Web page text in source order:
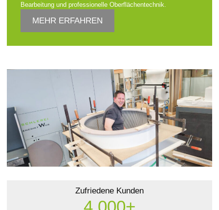
Bearbeitung und professionelle Oberflächentechnik.
MEHR ERFAHREN
Zufriedene Kunden